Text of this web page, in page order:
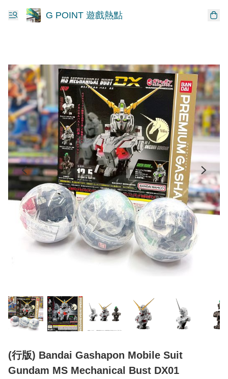
G POINT 遊戲熱點
(行版) Bandai Gashapon Mobile Suit
Gundam MS Mechanical Bust DX01